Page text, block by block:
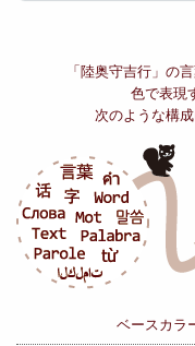
「陸奥守吉行」の
色で表現
次のような構
ベースカラ